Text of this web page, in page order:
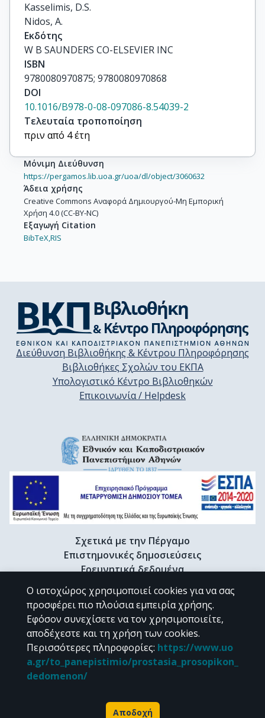
Kasselimis, D.S.
Nidos, A.
Εκδότης
W B SAUNDERS CO-ELSEVIER INC
ISBN
9780080970875; 9780080970868
DOI
10.1016/B978-0-08-097086-8.54039-2
Τελευταία τροποποίηση
πριν από 4 έτη
Μόνιμη Διεύθυνση
https://pergamos.lib.uoa.gr/uoa/dl/object/3060632
Άδεια χρήσης
Creative Commons Αναφορά Δημιουργού-Μη Εμπορική
Χρήση 4.0 (CC-BY-NC)
Εξαγωγή Citation
BibTeX,RIS
Διεύθυνση Βιβλιοθήκης & Κέντρου Πληροφόρησης
Βιβλιοθήκες Σχολών του ΕΚΠΑ
Υπολογιστικό Κέντρο Βιβλιοθηκών
Επικοινωνία / Helpdesk
Σχετικά με την Πέργαμο
Επιστημονικές δημοσιεύσεις
Ερευνητικά δεδομένα
Διδακτορικές διατριβές & Γκρίζα βιβλιογραφία
Προφίλ Ερευνητή
CC BY-NC 4.0
Εκτός αν αναφέρεται διαφορετικά, το υλικό της "Περγάμου" διατίθεται
Powered by
Ο ιστοχώρος χρησιμοποιεί cookies για να σας
προσφέρει πιο πλούσια εμπειρία χρήσης.
Εφόσον συνεχίσετε να τον χρησιμοποιείτε,
αποδέχεστε και τη χρήση των cookies.
Περισσότερες πληροφορίες: https://www.uo
a.gr/to_panepistimio/prostasia_prosopikon_
dedomenon/
Αποδοχή